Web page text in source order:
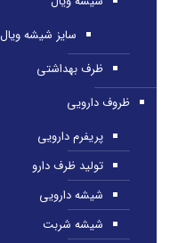
سایز شیشه ویال
ظرف بهداشتی
ظروف دارویی
پریفرم دارویی
تولید ظرف دارو
شیشه دارویی
شیشه شربت